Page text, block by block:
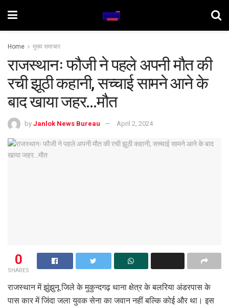
Home मुख्य समाचार
राजस्थानः फौजी ने पहले अपनी मौत की
रची झूठी कहानी, सच्चाई सामने आने के
बाद खाया जहर…मौत
by Janlok News Bureau April 2, 2024
0
SHARES
राजस्थान में झुंझुनू जिले के मुकुन्दगढ़ थाना क्षेत्र के बलरिया अंडरपास के
पास कार में जिंदा जला युवक सेना का जवान नहीं बल्कि कोई और था। इस